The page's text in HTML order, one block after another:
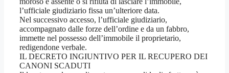
l’ufficiale giudiziario fissa un’ulteriore data.
Nel successivo accesso, l’ufficiale giudiziario,
accompagnato dalle forze dell’ordine e da un fabbro,
immette nel possesso dell’immobile il proprietario,
redigendone verbale.
IL DECRETO INGIUNTIVO PER IL RECUPERO DEI
CANONI SCADUTI